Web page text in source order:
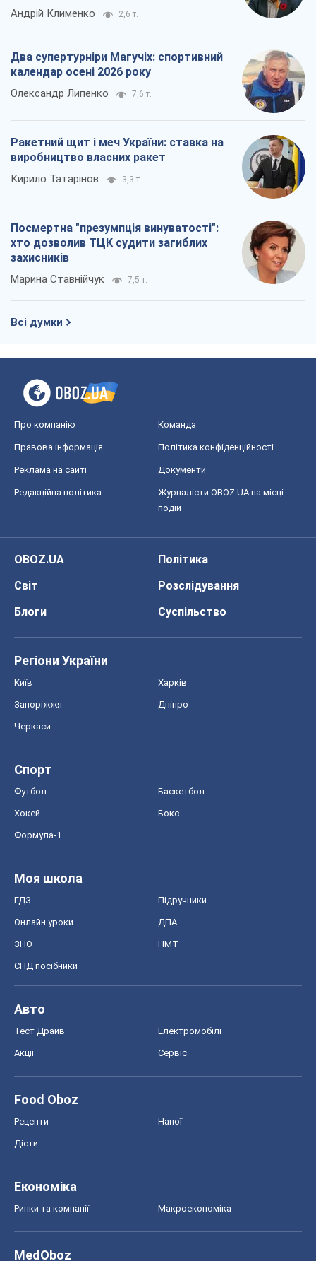
Андрій Клименко 2,6 т.
Два супертурніри Магучіх: спортивний
календар осені 2026 року
Олександр Липенко 7,6 т.
Ракетний щит і меч України: ставка на
виробництво власних ракет
Кирило Татарінов 3,3 т.
Посмертна "презумпція винуватості":
хто дозволив ТЦК судити загиблих
захисників
Марина Ставнійчук 7,5 т.
Всі думки
Про компанію Команда
Правова інформація Політика конфіденційності
Реклама на сайті Документи
Редакційна політика
Журналісти OBOZ.UA на місці
подій
OBOZ.UA
Політика
Світ
Розслідування
Блоги
Суспільство
Регіони України
Київ Харків
Запоріжжя Дніпро
Черкаси
Спорт
Футбол Баскетбол
Хокей Бокс
Формула-1
Моя школа
ГДЗ Підручники
Онлайн уроки ДПА
ЗНО НМТ
СНД посібники
Авто
Тест Драйв Електромобілі
Акції Сервіс
Food Oboz
Рецепти Напої
Дієти
Економіка
Ринки та компанії Макроекономіка
MedOboz